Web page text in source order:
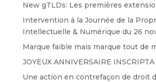
New gTLDs: Les premières
Intervention à la Journée de la
Intellectuelle & Numérique du 26
Marque faible mais marque tout de
JOYEUX ANNIVERSAIRE INSCRIPTA
Une action en contrefaçon de droit